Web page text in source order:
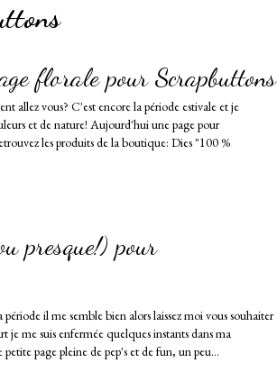
florale pour Scrapbuttons
allez vous? C'est encore la période estivale et je
et de nature! Aujourd'hui une page pour
les produits de la boutique: Dies "100 %
presque!) pour
il me semble bien alors laissez moi vous souhaiter
je me suis enfermée quelques instants dans ma
page pleine de pep's et de fun, un peu...